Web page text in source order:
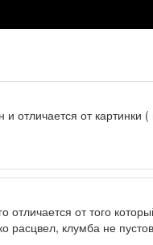
отличается от
отличается от того
расцвел, клумба не